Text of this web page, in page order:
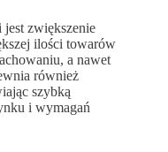
jest zwiększenie
ilości towarów
a nawet
również
szybką
i wymagań